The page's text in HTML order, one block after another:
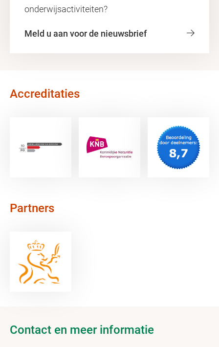
onderwijsactiviteiten?
Meld u aan voor de nieuwsbrief
Accreditaties
Partners
Contact en meer informatie